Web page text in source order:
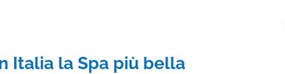
Italia la Spa più bella